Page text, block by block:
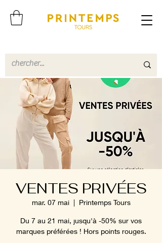
VENTES PRIVÉES
mar. 07 mai
  |
Printemps Tours
Du 7 au 21 mai, jusqu'à -50% sur vos
marques préférées ! Hors points rouges.